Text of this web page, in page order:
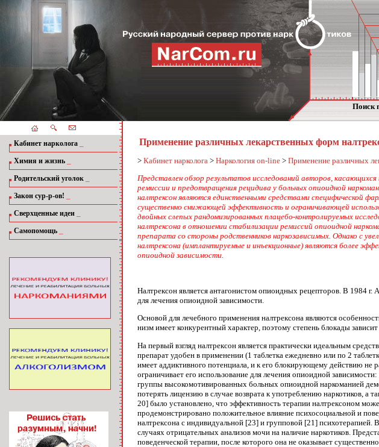
Поиск
Кабинет нарколога
Химия и жизнь
Родительский уголок
Закон сур-р-ов!
Сверхценные идеи
Самопомощь
Применение различных лекарственных форм
> Кабинет нарколога > Наркология on-line > Применение различных
Представлен обзор результатов исследований авторов,
ремиссии и предотвращения рецидива у больных опиоидной
налтрексон являются единственными средствами специфической
существенно снижающей эффективность и ограничивающей
двойных слепых рандомизированных плацебо-контролируемых
налтрексона в отношении стабилизации ремиссий опиоидной
препарата со стороны родственников наркозависимых. Однако с
налтрексона (имплантируемые и инъекционные) являются более
опиоидной зависимости.
Налтрексон является антагонистом опиоидных рецепторов. В 1984
для лечения опиоидной зависимости.
Основой для лечебного применения налтрексо­на являются
низм имеет конкурентный характер, поэтому сте­пень блокады
На первый взгляд налтрексон является практи­чески идеальным
препа­рат удобен в применении (1 таблетка ежедневно или по 2
имеет аддиктивного потенциала, и к его блокирующему действию не
ограничивает его использова­ние для лечения опиоидной
группы высокомотивированных больных опиоидной наркоманией
потерять лицензию в случае возврата к употребле­нию наркотиков,
20] бы­ло установлено, что эффективность терапии налтрексоном
продемонстрировано положи­тельное влияние психосоциальной и
налтрексона с индивидуальной [23] и группо­вой [21]
случаях отрицательных анализов мочи на наличие наркотиков.
поведенче­ской терапии, после которого она не оказывает